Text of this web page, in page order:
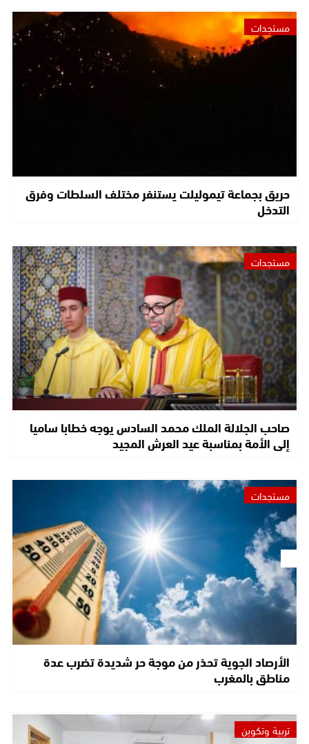
مستجدات
حريق بجماعة تيموليلت يستنفر مختلف السلطات وفرق
التدخل
مستجدات
صاحب الجلالة الملك محمد السادس يوجه خطابا ساميا
إلى الأمة بمناسبة عيد العرش المجيد
مستجدات
الأرصاد الجوية تحذر من موجة حر شديدة تضرب عدة
مناطق بالمغرب
تربية وتكوين